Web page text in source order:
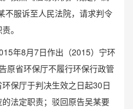
不服诉至人民法院，请求判令
。
年8月7日作出（2015）宁环
原省环保厅不履行环保行政管
保厅于判决生效之日起30日
法定职责；驳回原告吴某要